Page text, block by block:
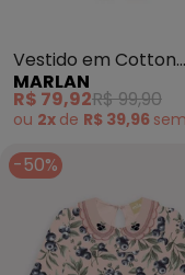
Vestido em Cotton
Penteado (Rosa)
MARLAN
R$ 79,92R$ 99,90
ou 2x de R$ 39,96 sem
-50%